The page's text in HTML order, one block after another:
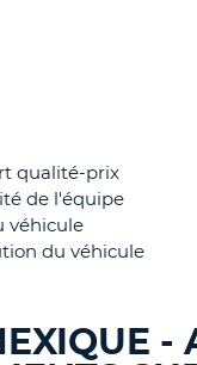
qualité-prix
de l'équipe
véhicule
du véhicule
Personnel
efficace,
voiture
la
-